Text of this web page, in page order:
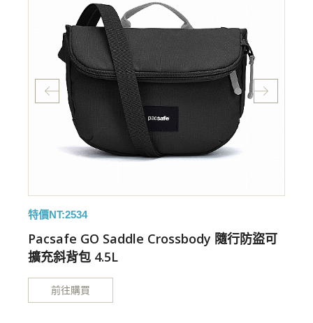
特價NT:2534
Pacsafe GO Saddle Crossbody 隨行防盜可
擴充斜背包 4.5L
前往購買